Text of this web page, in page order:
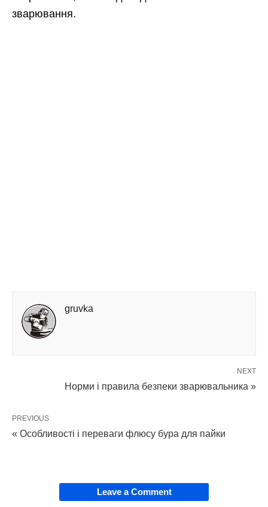
зварювання.
gruvka
NEXT
Норми і правила безпеки зварювальника »
PREVIOUS
« Особливості і переваги флюсу бура для пайки
Leave a Comment